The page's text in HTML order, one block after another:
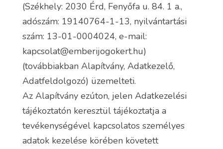
(Székhely: 2030 Érd, Fenyőfa u. 84. 1 a.,
adószám: 19140764-1-13, nyilvántartási
szám: 13-01-0004024, e-mail:
kapcsolat@emberijogokert.hu)
(továbbiakban Alapítvány, Adatkezelő,
Adatfeldolgozó) üzemelteti.
Az Alapítvány ezúton, jelen Adatkezelési
tájékoztatón keresztül tájékoztatja a
tevékenységével kapcsolatos személyes
adatok kezelése körében követett